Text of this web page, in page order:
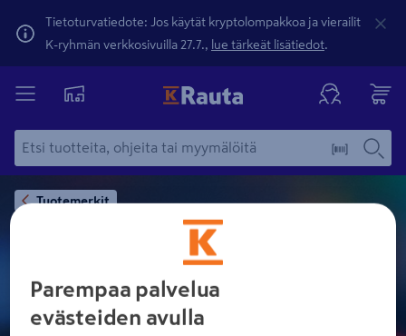
Tietoturvatiedote: Jos käytät kryptolompakkoa ja vierailit
K-ryhmän verkkosivuilla 27.7., lue tärkeät lisätiedot.
Tuotemerkit
HIKMICRO
Parempaa palvelua
evästeiden avulla